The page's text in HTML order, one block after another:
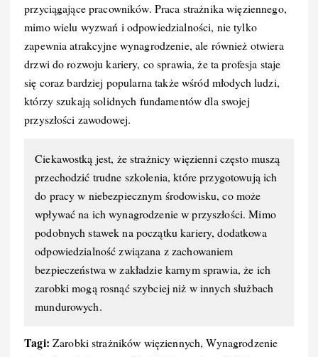
przyciągające pracowników. Praca strażnika więziennego,
mimo wielu wyzwań i odpowiedzialności, nie tylko
zapewnia atrakcyjne wynagrodzenie, ale również otwiera
drzwi do rozwoju kariery, co sprawia, że ta profesja staje
się coraz bardziej popularna także wśród młodych ludzi,
którzy szukają solidnych fundamentów dla swojej
przyszłości zawodowej.
Ciekawostką jest, że strażnicy więzienni często muszą
przechodzić trudne szkolenia, które przygotowują ich
do pracy w niebezpiecznym środowisku, co może
wpływać na ich wynagrodzenie w przyszłości. Mimo
podobnych stawek na początku kariery, dodatkowa
odpowiedzialność związana z zachowaniem
bezpieczeństwa w zakładzie karnym sprawia, że ich
zarobki mogą rosnąć szybciej niż w innych służbach
mundurowych.
Tagi: Zarobki strażników więziennych, Wynagrodzenie